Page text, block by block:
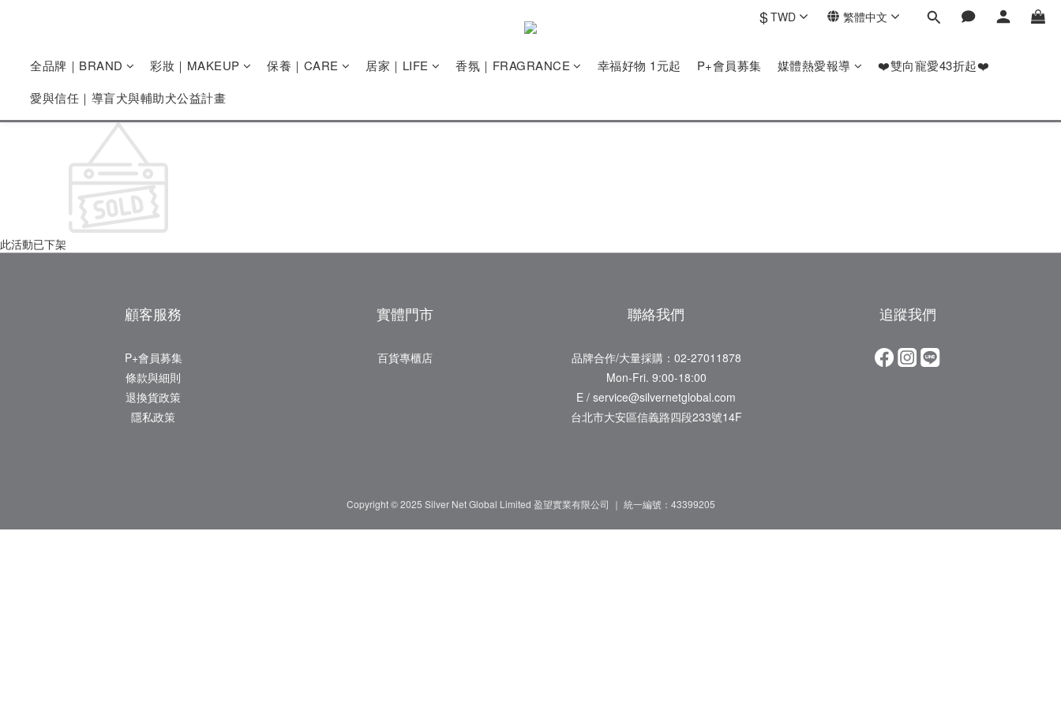
$TWD 繁體中文
全品牌｜BRAND 彩妝｜MAKEUP 保養｜CARE 居家｜LIFE 香氛｜FRAGRANCE 幸福好物 1元起 P+會員募集 媒體熱愛報導
❤️雙向寵愛43折起❤️
愛與信任｜導盲犬與輔助犬公益計畫
此活動已下架
顧客服務
P+會員募集
條款與細則
退換貨政策
隱私政策
實體門市
百貨專櫃店
聯絡我們
品牌合作/大量採購：02-27011878
Mon-Fri. 9:00-18:00
E / service@silvernetglobal.com
台北市大安區信義路四段233號14F
追蹤我們
Copyright © 2025 Silver Net Global Limited 盈望實業有限公司 ｜ 統一編號：43399205